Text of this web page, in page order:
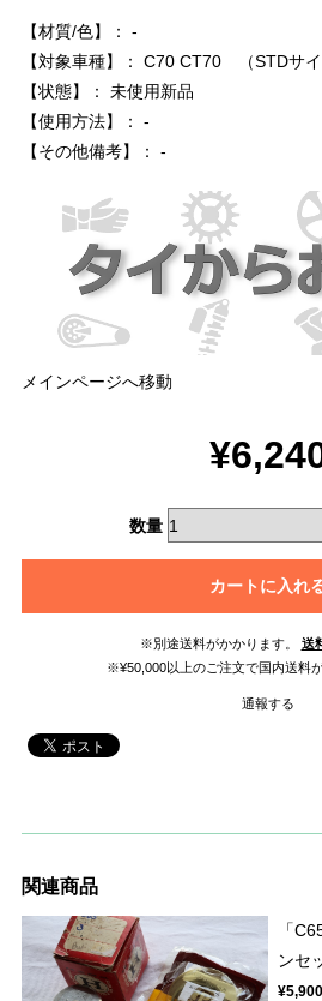
【材質/色】： -
【対象車種】： C70 CT70 （STDサイ
【状態】： 未使用新品
【使用方法】： -
【その他備考】： -
メインページへ移動
数量
カートに入れ
※別途送料がかかります。
送
※¥50,000以上のご注文で国内送料
通報する
関連商品
「
ンセ
¥5,900